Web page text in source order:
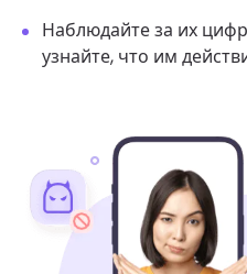
Наблюдайте за их
узнайте, что им